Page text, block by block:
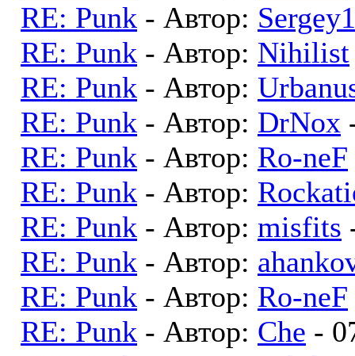
RE: Punk - Автор:
RE: Punk - Автор: Nihilist
RE: Punk - Автор:
RE: Punk - Автор: DrNox
RE: Punk - Автор: Ro-neF
RE: Punk - Автор:
RE: Punk - Автор: misfits
RE: Punk - Автор:
RE: Punk - Автор: Ro-neF
RE: Punk - Автор: Che -